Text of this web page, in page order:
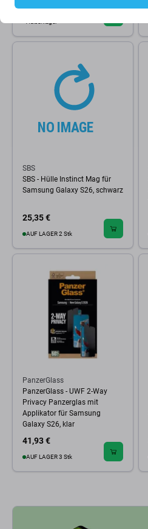
SBS
SBS - Hülle Instinct Mag für
Samsung Galaxy S26, schwarz
25,35 €
AUF LAGER 2 Stk
PanzerGlass
PanzerGlass - UWF 2-Way
Privacy Panzerglas mit
Applikator für Samsung
Galaxy S26, klar
41,93 €
AUF LAGER 3 Stk